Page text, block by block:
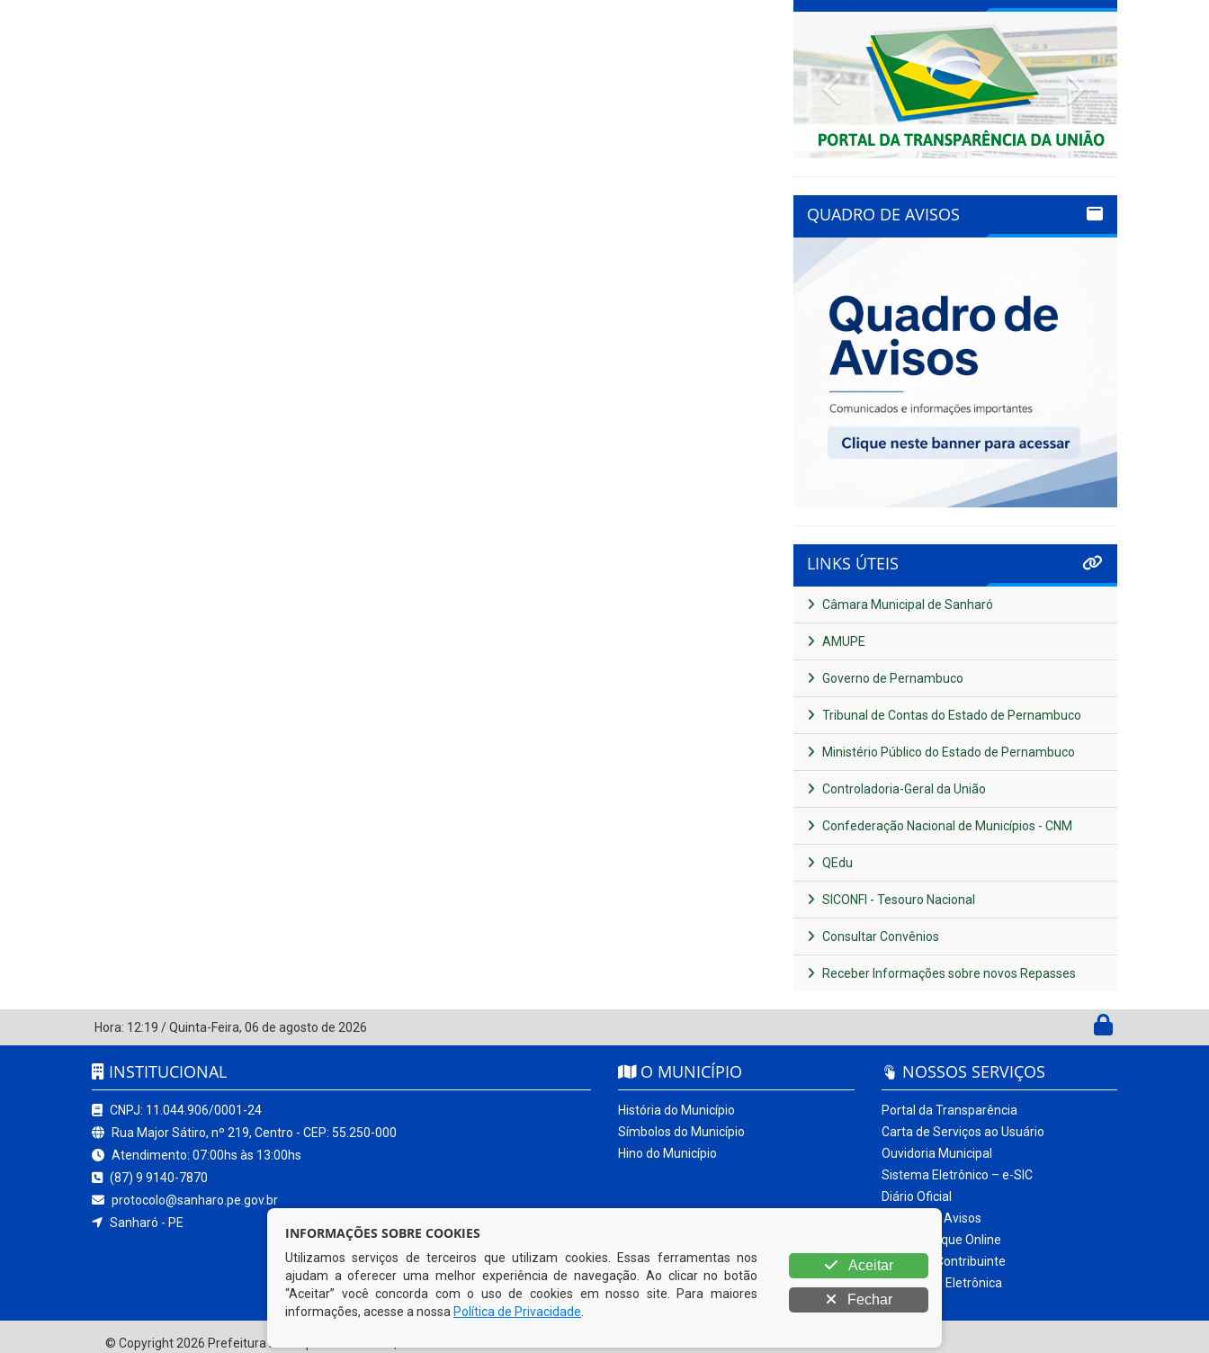
Previous Next
QUADRO DE AVISOS
LINKS ÚTEIS
Câmara Municipal de Sanharó
AMUPE
Governo de Pernambuco
Tribunal de Contas do Estado de Pernambuco
Ministério Público do Estado de Pernambuco
Controladoria-Geral da União
Confederação Nacional de Municípios - CNM
QEdu
SICONFI - Tesouro Nacional
Consultar Convênios
Receber Informações sobre novos Repasses
Hora: 12:19 /Quinta-Feira, 06 de agosto de 2026
INSTITUCIONAL
CNPJ: 11.044.906/0001-24
Rua Major Sátiro, nº 219, Centro - CEP: 55.250-000
Atendimento: 07:00hs às 13:00hs
(87) 9 9140-7870
protocolo@sanharo.pe.gov.br
Sanharó - PE
O MUNICÍPIO
História do Município
Símbolos do Município
Hino do Município
NOSSOS SERVIÇOS
Portal da Transparência
Carta de Serviços ao Usuário
Ouvidoria Municipal
Sistema Eletrônico – e-SIC
Diário Oficial
Quadro de Avisos
Contracheque Online
Portal do Contribuinte
Nota Fiscal Eletrônica
© Copyright 2026 Prefeitura Municipal de Sanharó | Todos os direitos reservados
INFORMAÇÕES SOBRE COOKIES
Utilizamos serviços de terceiros que utilizam cookies. Essas ferramentas nos
ajudam a oferecer uma melhor experiência de navegação. Ao clicar no botão
“Aceitar” você concorda com o uso de cookies em nosso site. Para maiores
informações, acesse a nossa Política de Privacidade
Aceitar
Fechar